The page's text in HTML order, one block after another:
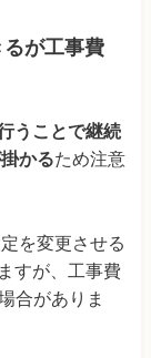
が工事費
うことで継続
かるため注意
を変更させる
すが、工事費
合がありま